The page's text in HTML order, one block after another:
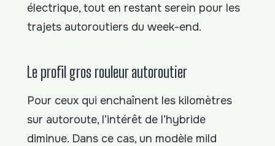
électrique, tout en restant serein pour les
trajets autoroutiers du week-end.
Le profil gros rouleur autoroutier
Pour ceux qui enchaînent les kilomètres
sur autoroute, l’intérêt de l’hybride
diminue. Dans ce cas, un modèle mild